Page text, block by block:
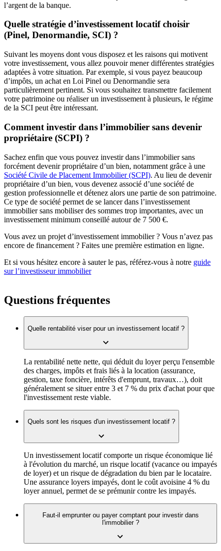
l’argent de la banque.
Quelle stratégie d’investissement locatif choisir
(Pinel, Denormandie, SCI) ?
Suivant les moyens dont vous disposez et les raisons qui motivent
votre investissement, vous allez pouvoir mener différentes stratégies
adaptées à votre situation. Par exemple, si vous payez beaucoup
d’impôts, un achat en Loi Pinel ou Denormandie sera
particulièrement pertinent. Si vous souhaitez transmettre facilement
votre patrimoine ou réaliser un investissement à plusieurs, le régime
de la SCI peut être intéressant.
Comment investir dans l’immobilier sans devenir
propriétaire (SCPI) ?
Sachez enfin que vous pouvez investir dans l’immobilier sans
forcément devenir propriétaire d’un bien, notamment grâce à une
Société Civile de Placement Immobilier (SCPI). Au lieu de devenir
propriétaire d’un bien, vous devenez associé d’une société de
gestion professionnelle et détenez alors une partie de son patrimoine.
Ce type de société permet de se lancer dans l’investissement
immobilier sans mobiliser des sommes trop importantes, avec un
investissement minimum conseillé autour de 7 500 €.
Vous avez un projet d’investissement immobilier ? Vous n’avez pas
encore de financement ? Faites une première estimation en ligne.
Et si vous hésitez encore à sauter le pas, référez-vous à notre guide
sur l’investisseur immobilier
Questions fréquentes
Quelle rentabilité viser pour un investissement locatif ?
La rentabilité nette nette, qui déduit du loyer perçu l'ensemble
des charges, impôts et frais liés à la location (assurance,
gestion, taxe foncière, intérêts d'emprunt, travaux…), doit
généralement se situer entre 3 et 7 % du prix d'achat pour que
l'investissement reste viable.
Quels sont les risques d'un investissement locatif ?
Un investissement locatif comporte un risque économique lié
à l'évolution du marché, un risque locatif (vacance ou impayés
de loyer) et un risque de dégradation du bien par le locataire.
Une assurance loyers impayés, dont le coût avoisine 4 % du
loyer annuel, permet de se prémunir contre les impayés.
Faut-il emprunter ou payer comptant pour investir dans
l'immobilier ?